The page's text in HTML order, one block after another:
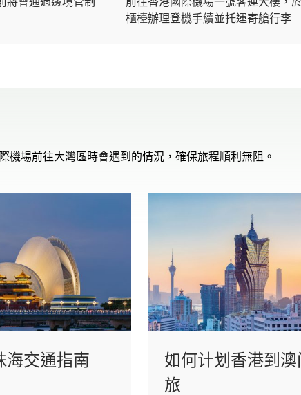
櫃檯辦理登機手續並托運寄艙行李
場前往大灣區時會遇到的情況，確保旅程順利無阻。
海交通指南
如何计划香港到澳
旅